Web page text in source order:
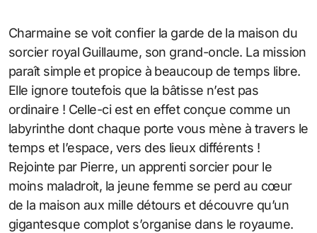
Charmaine se voit confier la garde de la maison du
sorcier royal Guillaume, son grand-oncle. La mission
paraît simple et propice à beaucoup de temps libre.
Elle ignore toutefois que la bâtisse n’est pas
ordinaire ! Celle-ci est en effet conçue comme un
labyrinthe dont chaque porte vous mène à travers le
temps et l’espace, vers des lieux différents !
Rejointe par Pierre, un apprenti sorcier pour le
moins maladroit, la jeune femme se perd au cœur
de la maison aux mille détours et découvre qu’un
gigantesque complot s’organise dans le royaume.